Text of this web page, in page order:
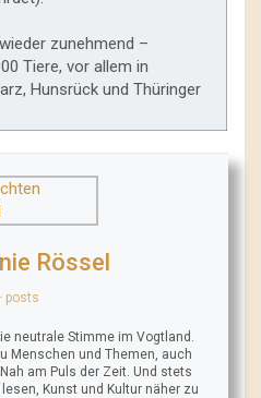
zunehmend –
Tiere, vor allem in
Hunsrück und Thüringer
Rössel
posts
neutrale Stimme im Vogtland.
Menschen und Themen, auch
am Puls der Zeit. Und stets
Kunst und Kultur näher zu